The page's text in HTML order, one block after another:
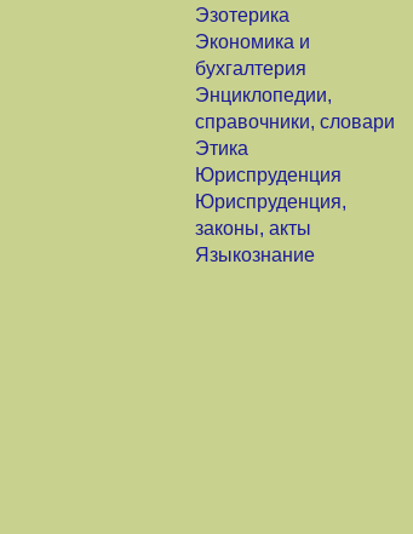
Эзотерика
Экономика и
бухгалтерия
Энциклопедии,
справочники, словари
Этика
Юриспруденция
Юриспруденция,
законы, акты
Языкознание